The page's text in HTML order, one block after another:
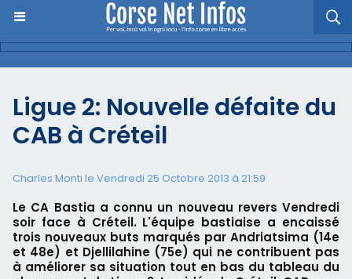
Ligue 2: Nouvelle défaite du
CAB à Créteil
Charles Monti le Vendredi 25 Octobre 2013 à 21:59
Le CA Bastia a connu un nouveau revers Vendredi
soir face à Créteil. L'équipe bastiaise a encaissé
trois nouveaux buts marqués par Andriatsima (14e
et 48e) et Djellilahine (75e) qui ne contribuent pas
à améliorer sa situation tout en bas du tableau du